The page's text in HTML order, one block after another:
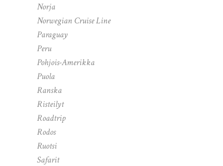
Norja
Norwegian Cruise Line
Paraguay
Peru
Pohjois-Amerikka
Puola
Ranska
Risteilyt
Roadtrip
Rodos
Ruotsi
Safarit